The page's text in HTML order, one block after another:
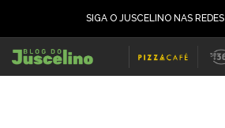
SIGA O JUSCELINO NAS REDES